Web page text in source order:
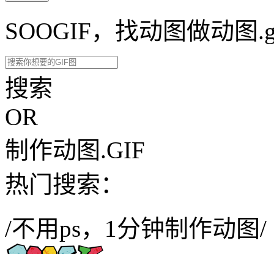
SOOGIF，找动图做动图
搜索
OR
制作动图.GIF
热门搜索：
/不用ps，1分钟制作动图/